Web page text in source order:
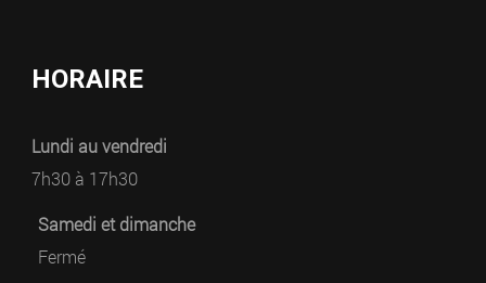
HORAIRE
Lundi au vendredi
7h30 à 17h30
Samedi et dimanche
Fermé